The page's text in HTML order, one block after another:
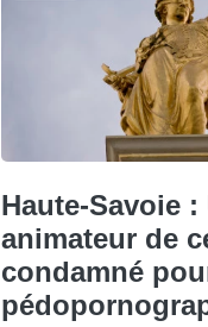
Haute-Savoie :
animateur de
condamné